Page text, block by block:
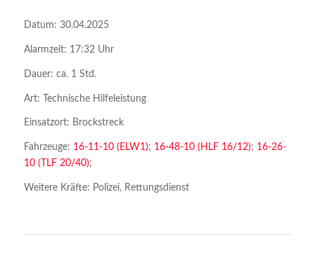
Datum: 30.04.2025
Alarmzeit: 17:32 Uhr
Dauer: ca. 1 Std.
Art: Technische Hilfeleistung
Einsatzort: Brockstreck
Fahrzeuge: 16-11-10 (ELW1); 16-48-10 (HLF 16/12); 16-26-
10 (TLF 20/40);
Weitere Kräfte: Polizei, Rettungsdienst